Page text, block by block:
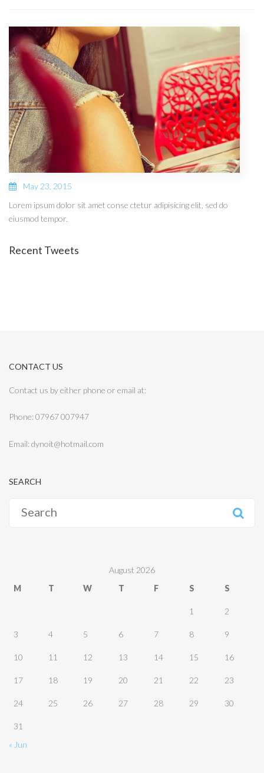
May 23, 2015
Lorem ipsum dolor sit amet conse ctetur adipisicing elit, sed do
eiusmod tempor.
Recent Tweets
CONTACT US
Contact us by either phone or email at:
Phone: 07967 007947
Email: dynoit@hotmail.com
SEARCH
for:
August 2026
M
T W T F S S
1 2
3 4 5 6 7 8 9
10 11 12 13 14 15 16
17 18 19 20 21 22 23
24 25 26 27 28 29 30
31
« Jun